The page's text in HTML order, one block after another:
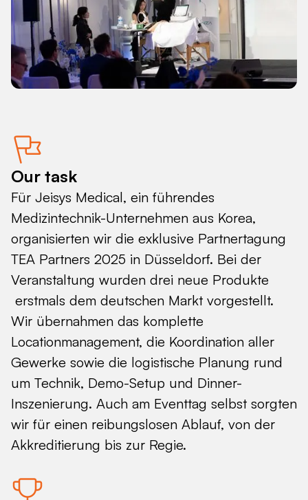
Our task
Für Jeisys Medical, ein führendes
Medizintechnik-Unternehmen aus Korea,
organisierten wir die exklusive Partnertagung
TEA Partners 2025 in Düsseldorf. Bei der
Veranstaltung wurden drei neue Produkte
erstmals dem deutschen Markt vorgestellt.
Wir übernahmen das komplette
Locationmanagement, die Koordination aller
Gewerke sowie die logistische Planung rund
um Technik, Demo-Setup und Dinner-
Inszenierung. Auch am Eventtag selbst sorgten
wir für einen reibungslosen Ablauf, von der
Akkreditierung bis zur Regie.